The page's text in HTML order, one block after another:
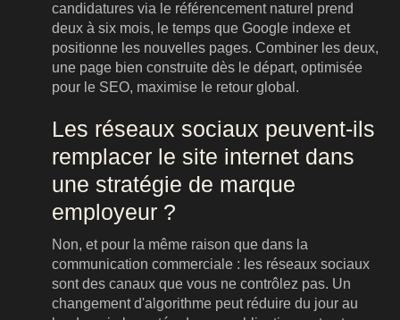
candidatures via le référencement naturel prend
deux à six mois, le temps que Google indexe et
positionne les nouvelles pages. Combiner les deux,
une page bien construite dès le départ, optimisée
pour le SEO, maximise le retour global.
Les réseaux sociaux peuvent-ils
remplacer le site internet dans
une stratégie de marque
employeur ?
Non, et pour la même raison que dans la
communication commerciale : les réseaux sociaux
sont des canaux que vous ne contrôlez pas. Un
changement d'algorithme peut réduire du jour au